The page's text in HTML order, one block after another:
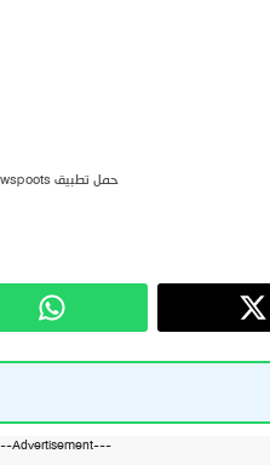
حمل تطبيق newspoots
---Advertisement---